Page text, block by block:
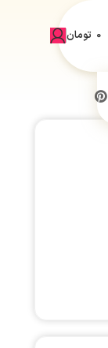
× 0 تومان